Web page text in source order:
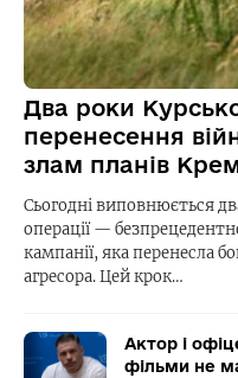
Два роки
перенесення
злам планів
Сьогодні виповнюється
операції —
кампанії, яка перенесла
агресора. Цей крок…
Актор і
фільми не